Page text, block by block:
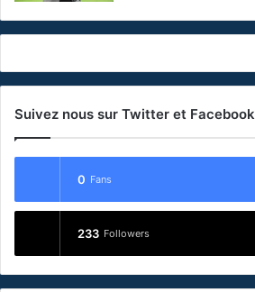
Suivez nous sur Twitter et Facebook
0 Fans
233 Followers